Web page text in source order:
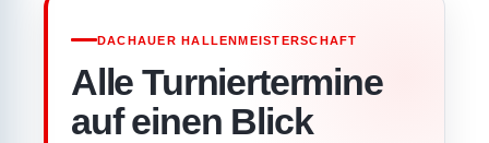
DACHAUER HALLENMEISTERSCHAFT
Alle Turniertermine
auf einen Blick